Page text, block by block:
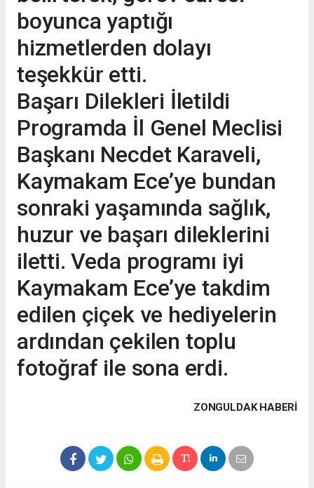
boyunca yaptığı
hizmetlerden dolayı
teşekkür etti.
Başarı Dilekleri İletildi
Programda İl Genel Meclisi
Başkanı Necdet Karaveli,
Kaymakam Ece’ye bundan
sonraki yaşamında sağlık,
huzur ve başarı dileklerini
iletti. Veda programı iyi
Kaymakam Ece’ye takdim
edilen çiçek ve hediyelerin
ardından çekilen toplu
fotoğraf ile sona erdi.
ZONGULDAK HABERİ